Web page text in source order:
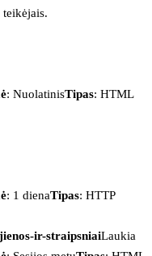
: NuolatinisTipas: HTML
: 1 dienaTipas: HTTP
ir-straipsniaiLaukia